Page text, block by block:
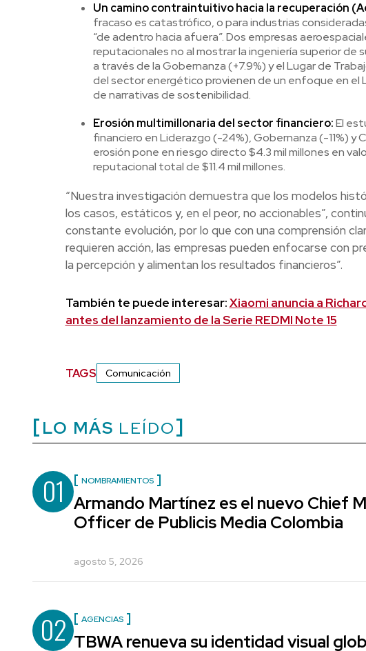
Un camino contraintuitivo hacia la recuperación
fracaso es catastrófico, o para industrias
“de adentro hacia afuera”. Dos empresas
reputacionales no al mostrar la ingeniería superior
a través de la Gobernanza (+7.9%) y el Lugar de
del sector energético provienen de un enfoque en el
de narrativas de sostenibilidad.
Erosión multimillonaria del sector financiero:El
financiero en Liderazgo (-24%), Gobernanza (-11%) y
erosión pone en riesgo directo $4.3 mil millones en
reputacional total de $11.4 mil millones.
“Nuestra investigación demuestra que los modelos
los casos, estáticos y, en el peor, no accionables”,
constante evolución, por lo que con una comprensión
requieren acción, las empresas pueden enfocarse con
la percepción y alimentan los resultados financieros”.
También te puede interesar:Xiaomi anuncia a
antes del lanzamiento de la Serie REDMI Note 15
TAGS Comunicación
LO MÁS LEÍDO
01 NOMBRAMIENTOS
Armando Martínez es el nuevo Chief
Officer de Publicis Media Colombia
agosto 5, 2026
02 AGENCIAS
TBWA renueva su identidad visual